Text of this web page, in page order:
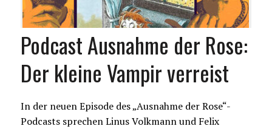
Podcast Ausnahme der Rose:
Der kleine Vampir verreist
In der neuen Episode des „Ausnahme der Rose“-
Podcasts sprechen Linus Volkmann und Felix